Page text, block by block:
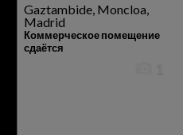
Gaztambide, Moncloa,
Madrid
Коммерческое помещение
сдаётся